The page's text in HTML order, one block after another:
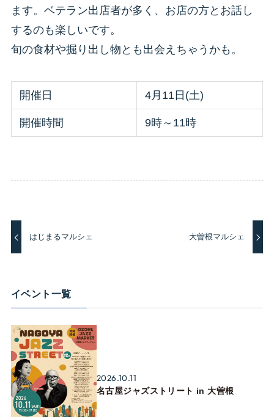
ます。ベテラン出店者が多く、お店の方とお話し
するのも楽しいです。
旬の食材や掘り出し物とも出会えちゃうかも。
開催日 4月11日(土)
開催時間 9時～11時
はじまるマルシェ 大曽根マルシェ
イベント一覧
2026.10.11
名古屋ジャズストリート in 大曽根